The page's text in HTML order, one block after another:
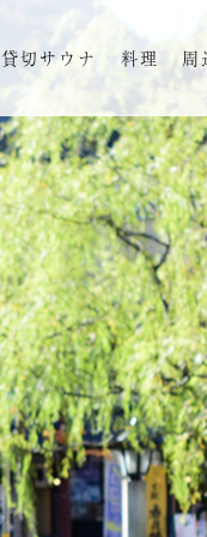
貸切サウナ 料理 周